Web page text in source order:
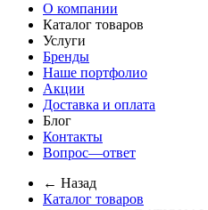
О компании
Каталог товаров
Услуги
Бренды
Наше портфолио
Акции
Доставка и оплата
Блог
Контакты
Вопрос—ответ
← Назад
Каталог товаров